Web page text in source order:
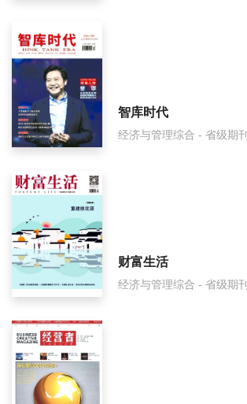
国际技术经济研究是国家级期刊吗？
智库时代
经济与管理综合 - 省级期刊
财富生活
经济与管理综合 - 省级期刊